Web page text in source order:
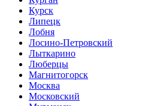
Курск
Липецк
Лобня
Лосино-Петровский
Лыткарино
Люберцы
Магнитогорск
Москва
Московский